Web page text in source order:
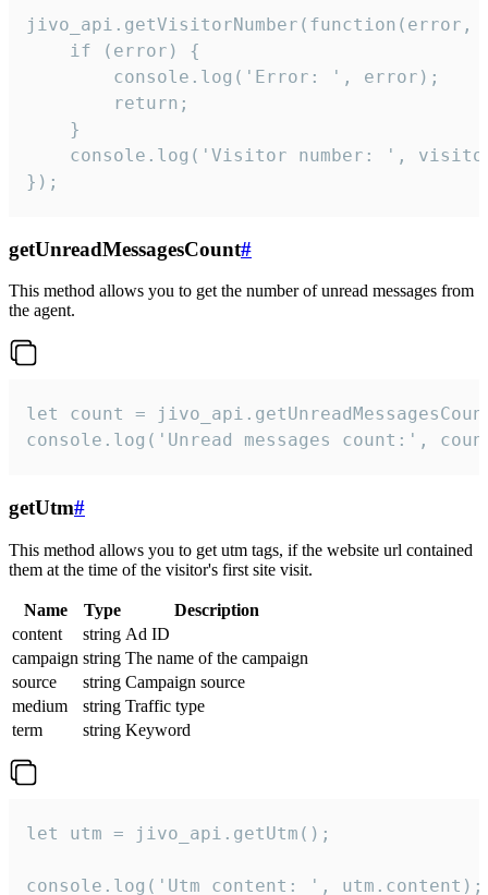
jivo_api.getVisitorNumber(function(error,
    if (error) {
        console.log('Error: ', error);
        return;
    }
console.log('Visitor number: ',
});
getUnreadMessagesCount#
This method allows you to get the number of unread messages from
the agent.
let count =
console.log('Unread messages count:',
getUtm#
This method allows you to get utm tags, if the website url contained
them at the time of the visitor's first site visit.
Name Type
Description
content
string Ad ID
campaign string The name of the campaign
source
string Campaign source
medium
string Traffic type
term
string Keyword
let utm = jivo_api.getUtm();
console.log('Utm content: ', utm.content);